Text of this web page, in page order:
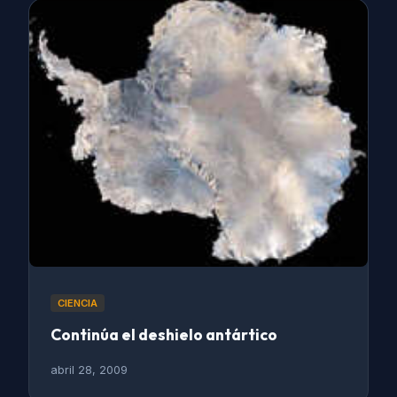
CIENCIA
Continúa el deshielo antártico
abril 28, 2009